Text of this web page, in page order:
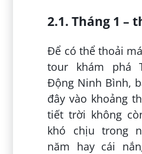
2.1. Tháng 1 –
Để có thể thoải
tour khám phá
Động Ninh Bình,
đây vào khoảng
tiết trời không
khó chịu trong
năm hay cái